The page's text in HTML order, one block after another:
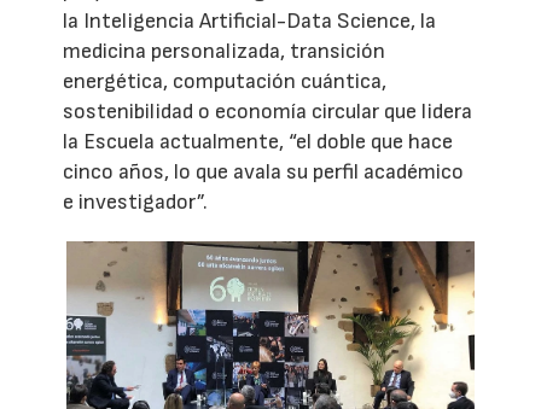
la Inteligencia Artificial-Data Science, la
medicina personalizada, transición
energética, computación cuántica,
sostenibilidad o economía circular que lidera
la Escuela actualmente, “el doble que hace
cinco años, lo que avala su perfil académico
e investigador”.